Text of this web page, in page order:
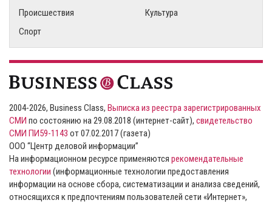
Происшествия
Культура
Спорт
2004-2026, Business Class, Выписка из реестра зарегистрированных
СМИ по состоянию на 29.08.2018 (интернет-сайт), свидетельство
СМИ ПИ59-1143 от 07.02.2017 (газета)
ООО “Центр деловой информации”
На информационном ресурсе применяются рекомендательные
технологии (информационные технологии предоставления
информации на основе сбора, систематизации и анализа сведений,
относящихся к предпочтениям пользователей сети «Интернет»,